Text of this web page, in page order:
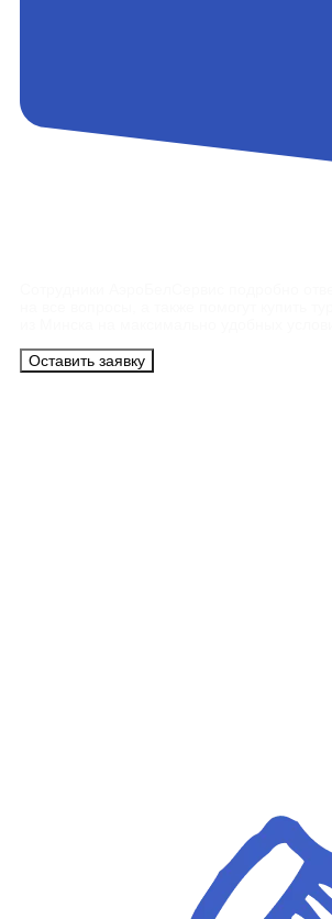
Оставить заявку